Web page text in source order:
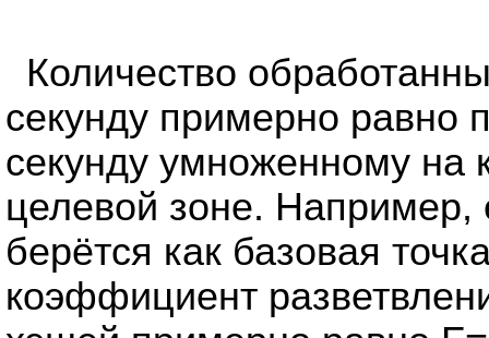
Количество
секунду примерно равно
секунду умноженному на
целевой зоне. Например,
берётся как базовая
коэффициент